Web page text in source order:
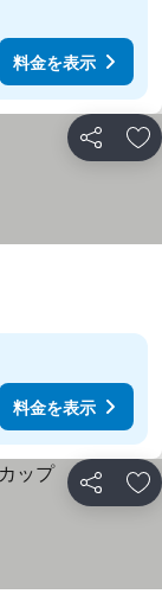
料金を表示
シェア お
料金を表示
シェア お